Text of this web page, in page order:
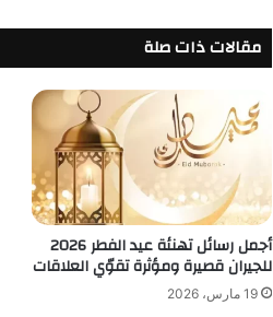
مقالات ذات صلة
أجمل رسائل تهنئة عيد الفطر 2026
للجيران قصيرة ومؤثرة تقوّي العلاقات
19 مارس، 2026